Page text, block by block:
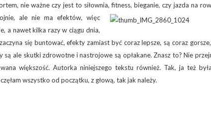
nie ważne czy jest to siłownia, fitness, bieganie, czy jazda na
ale nie ma efektów, więc
a nawet kilka razy w ciągu dnia,
się buntować, efekty zamiast być coraz lepsze, są coraz
są ale skutki zdrowotne i nastrojowe są opłakane. Znasz to? Nie
większość. Autorka niniejszego tekstu również. Tak, ja też
wszystko od początku, z głową, tak jak należy.